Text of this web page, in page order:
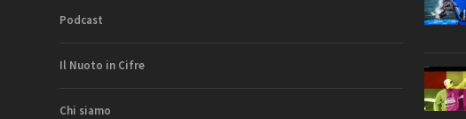
Podcast
Il Nuoto in Cifre
Chi siamo